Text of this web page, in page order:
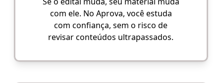
com ele. No Aprova, você estuda
com confiança, sem o risco de
revisar conteúdos ultrapassados.